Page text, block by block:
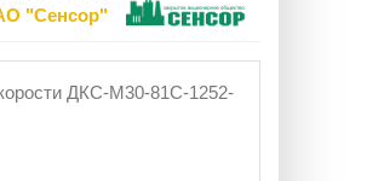
"Сенсор"
ДКС-М30-81С-1252-